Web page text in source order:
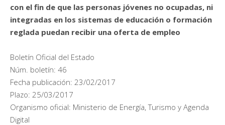
con el fin de que las personas jóvenes no ocupadas, ni
integradas en los sistemas de educación o formación
reglada puedan recibir una oferta de empleo
Boletín Oficial del Estado
Núm. boletín: 46
Fecha publicación: 23/02/2017
Plazo: 25/03/2017
Organismo oficial: Ministerio de Energía, Turismo y Agenda
Digital